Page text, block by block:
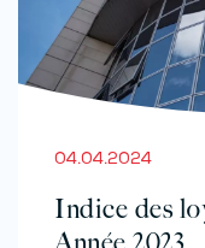
04.04.2024
Indice des